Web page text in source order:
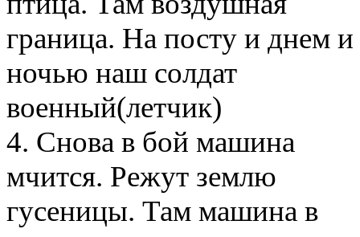
граница. На посту и днем и
ночью наш солдат
военный(летчик)
4. Снова в бой машина
мчится. Режут землю
гусеницы. Там машина в